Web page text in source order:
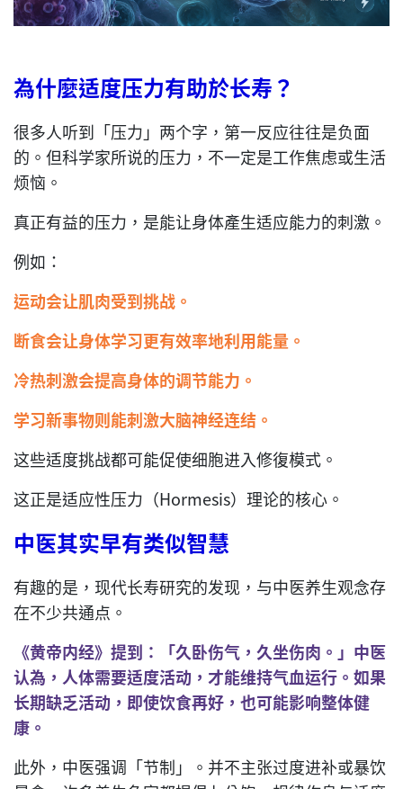
為什麼适度压力有助於长寿？
很多人听到「压力」两个字，第一反应往往是负面
的。但科学家所说的压力，不一定是工作焦虑或生活
烦恼。
真正有益的压力，是能让身体產生适应能力的刺激。
例如：
运动会让肌肉受到挑战。
断食会让身体学习更有效率地利用能量。
冷热刺激会提高身体的调节能力。
学习新事物则能刺激大脑神经连结。
这些适度挑战都可能促使细胞进入修復模式。
这正是适应性压力（Hormesis）理论的核心。
中医其实早有类似智慧
有趣的是，现代长寿研究的发现，与中医养生观念存
在不少共通点。
《黄帝内经》提到：「久卧伤气，久坐伤肉。」 中医
认為，人体需要适度活动，才能维持气血运行。如果
长期缺乏活动，即使饮食再好，也可能影响整体健
康。
此外，中医强调「节制」。并不主张过度进补或暴饮